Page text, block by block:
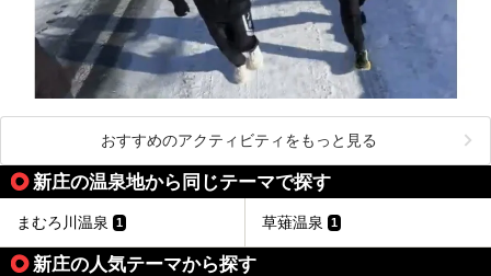
おすすめのアクティビティをもっと見る
新庄の温泉地から同じテーマで探す
まむろ川温泉 1 草薙温泉 1
新庄の人気テーマから探す